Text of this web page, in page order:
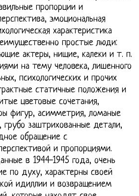
пропорции и
эмоциональная
характеристика
простые люди:
актеры, нищие, калеки и т. п.
на тему человека, лишенного
психологических и прочих
статичные положения и
цветовые сочетания,
фигур, асимметрия, ломаные
грубо заштрихованные детали,
обращение с
и пропорциями.
в 1944-1945 года, очень
по духу, характерны своей
идиллии и возвращением